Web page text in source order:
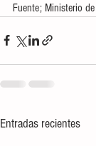
Fuente; Ministerio
Entradas recientes